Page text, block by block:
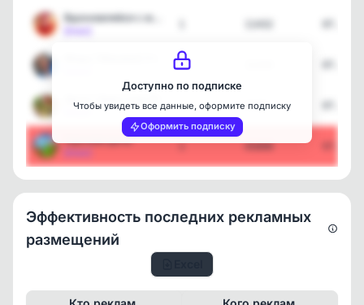
17
[max]
12 8188
Удачная дача
[max]
1 45890
Доступно по подписке
Чтобы увидеть все данные, оформите подписку
Оформить подписку
Эффективность последних рекламных
размещений